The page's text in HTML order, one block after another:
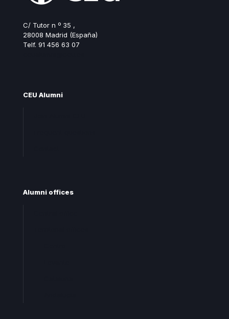
C/ Tutor n º 35 ,
28008 Madrid (España)
Telf. 91 456 63 07
CEU Alumni
Alumni offices